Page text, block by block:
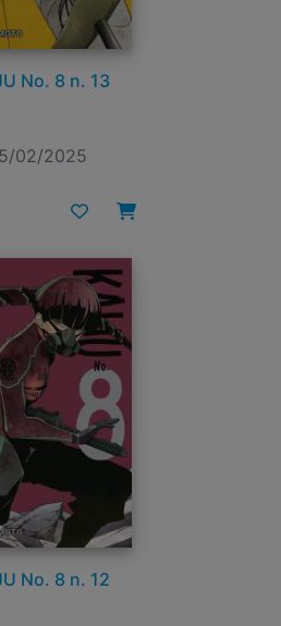
No. 8 n. 13
02/2025
No. 8 n. 12